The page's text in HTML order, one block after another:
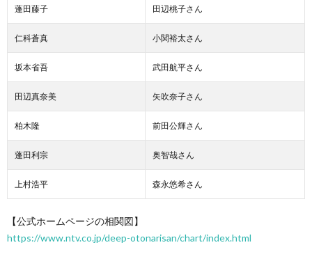
蓬田藤子 田辺桃子さん
仁科蒼真 小関裕太さん
坂本省吾 武田航平さん
田辺真奈美 矢吹奈子さん
柏木隆 前田公輝さん
蓬田利宗 奥智哉さん
上村浩平 森永悠希さん
【公式ホームページの相関図】
https://www.ntv.co.jp/deep-otonarisan/chart/index.html